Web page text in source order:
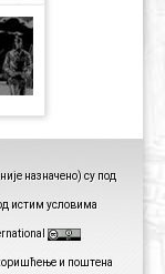
назначено) су под
истим условима
и поштена